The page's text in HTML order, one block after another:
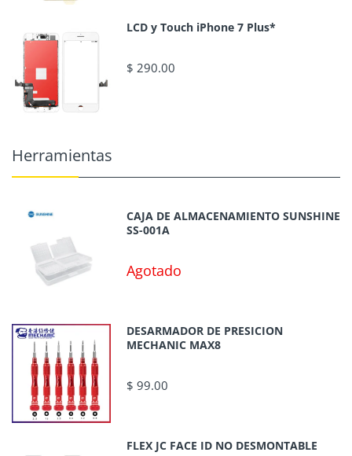
LCD y Touch iPhone 7 Plus*
$ 290.00
Herramientas
CAJA DE ALMACENAMIENTO SUNSHINE
SS-001A
Agotado
DESARMADOR DE PRESICION
MECHANIC MAX8
$ 99.00
FLEX JC FACE ID NO DESMONTABLE